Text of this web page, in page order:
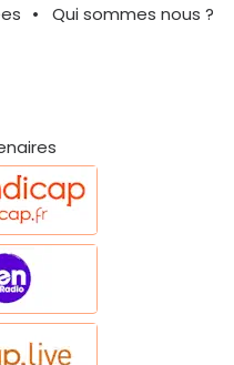
Qui sommes nous ?